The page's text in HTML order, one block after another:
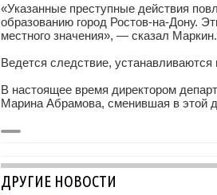
«Указанные преступные действия
образованию город Ростов-на-Дону.
местного значения», — сказал Маркин.
Ведется следствие, устанавливаются
В настоящее время директором
Марина Абрамова, сменившая в этой
ДРУГИЕ НОВОСТИ